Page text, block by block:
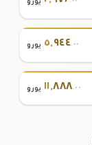
يورو
٥,٩٤٤.٠٠ يورو
١١,٨٨٨.٠٠ يورو